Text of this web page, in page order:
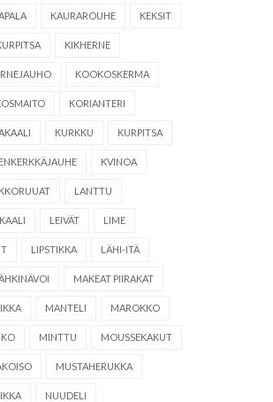
KAURAROUHE KEKSIT
KIKHERNE
KOOKOSKERMA
KORIANTERI
KURKKU KURPITSA
KVINOA
LANTTU
LEIVÄT LIME
LIPSTIKKA LÄHI-ITÄ
MAKEAT PIIRAKAT
MANTELI MAROKKO
MINTTU MOUSSEKAKUT
MUSTAHERUKKA
NUUDELI